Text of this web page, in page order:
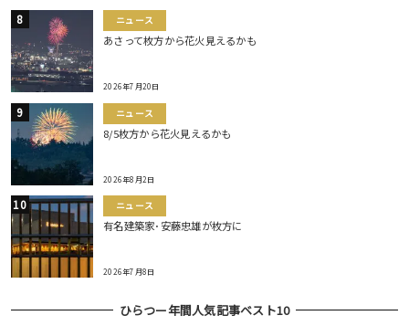
ニュース
あさって枚方から花火見えるかも
2026年7月20日
ニュース
8/5枚方から花火見えるかも
2026年8月2日
ニュース
有名建築家･安藤忠雄が枚方に
2026年7月8日
ひらつー年間人気記事ベスト10